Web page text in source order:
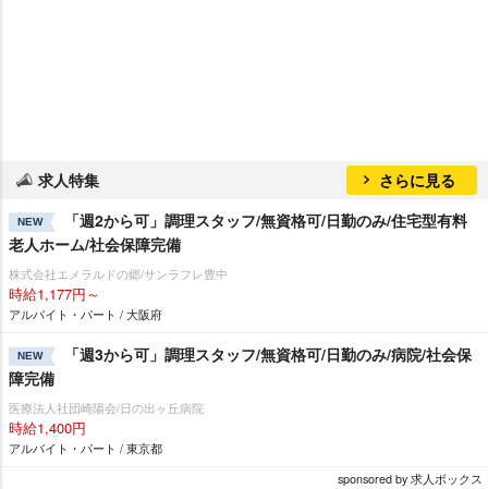
求人特集 さらに見る
NEW
「週2から可」調理スタッフ/無資格可/日勤のみ/住宅型有料
老人ホーム/社会保障完備
株式会社エメラルドの郷/サンラフレ豊中
時給1,177円～
アルバイト・パート / 大阪府
NEW
「週3から可」調理スタッフ/無資格可/日勤のみ/病院/社会保
障完備
医療法人社団崎陽会/日の出ヶ丘病院
時給1,400円
アルバイト・パート / 東京都
sponsored by 求人ボックス